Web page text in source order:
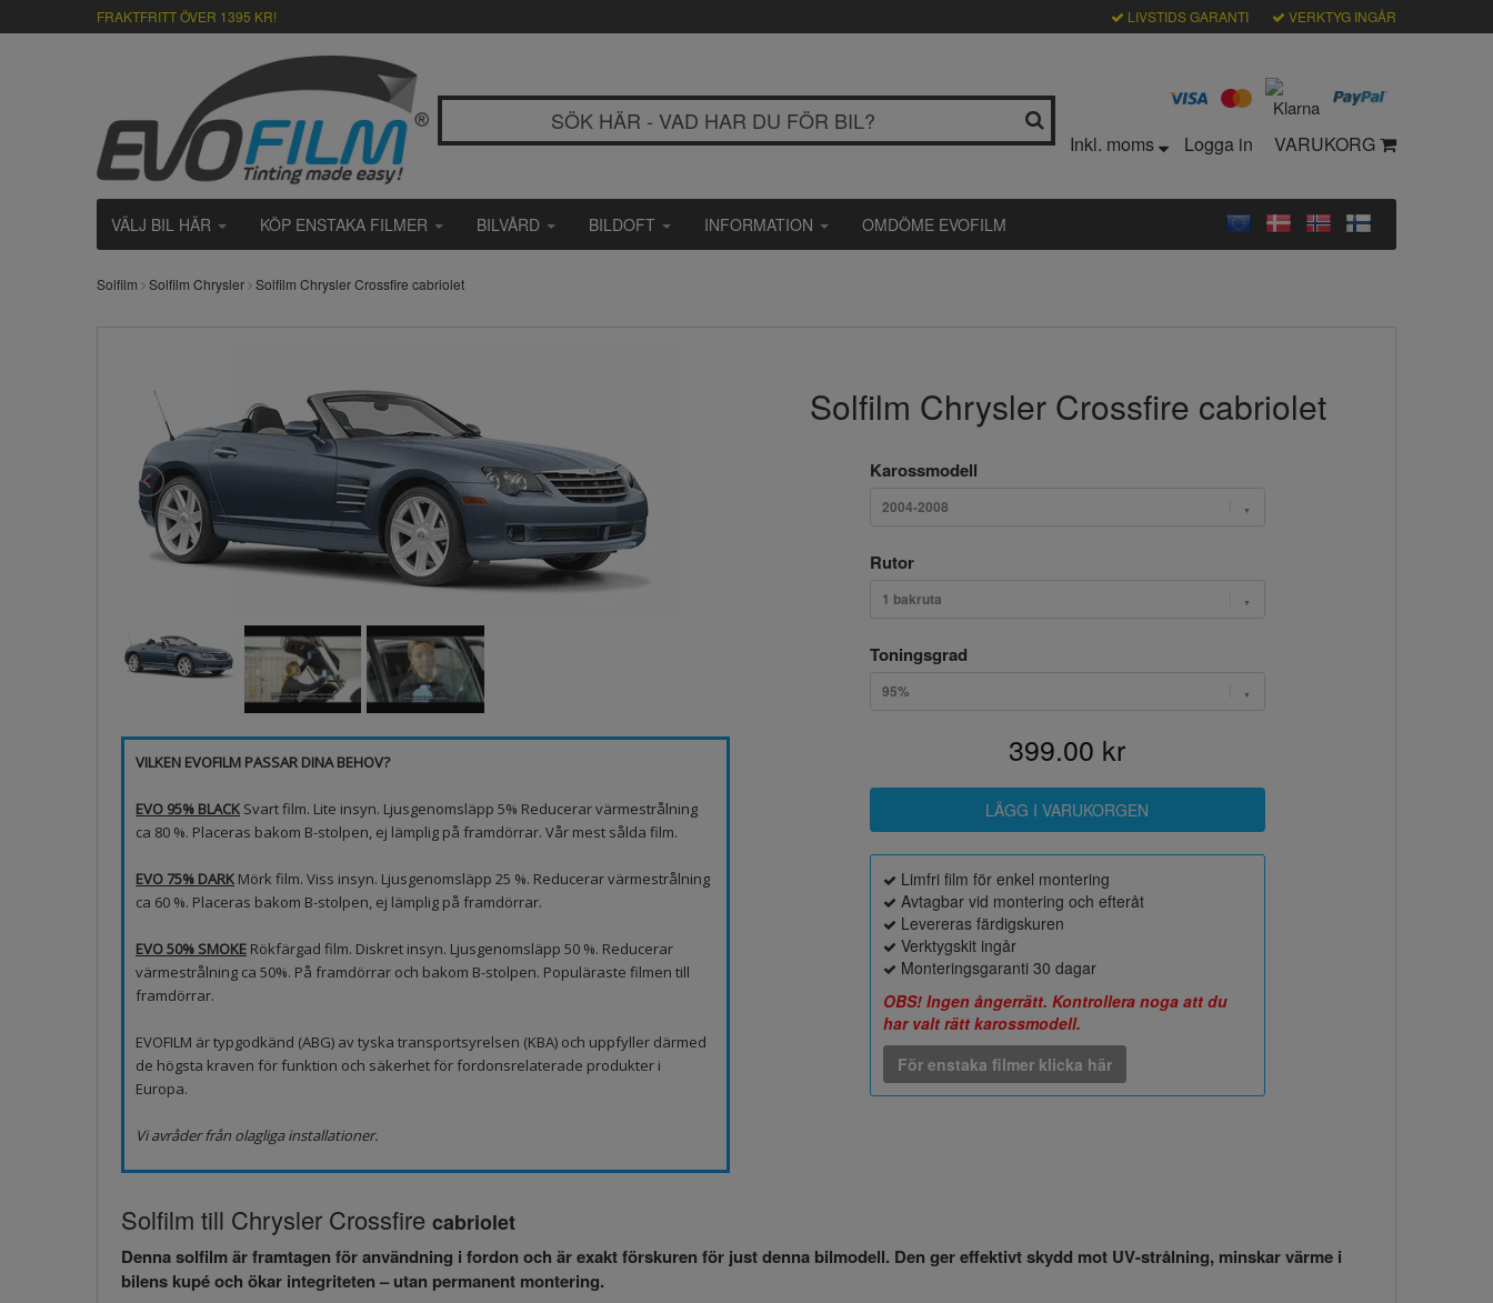
FRAKTFRITT ÖVER 1395 KR! LIVSTIDS GARANTI VERKTYG INGÅR
Inkl. moms Logga in VARUKORG
VÄLJ BIL HÄR KÖP ENSTAKA FILMER BILVÅRD BILDOFT INFORMATION OMDÖME EVOFILM
Solfilm Solfilm Chrysler Solfilm Chrysler Crossfire cabriolet
VILKEN EVOFILM PASSAR DINA BEHOV?
EVO 95% BLACK Svart film. Lite insyn. Ljusgenomsläpp 5% Reducerar värmestrålning
ca 80 %. Placeras bakom B-stolpen, ej lämplig på framdörrar. Vår mest sålda film.
EVO 75% DARK Mörk film. Viss insyn. Ljusgenomsläpp 25 %. Reducerar värmestrålning
ca 60 %. Placeras bakom B-stolpen, ej lämplig på framdörrar.
EVO 50% SMOKE Rökfärgad film. Diskret insyn. Ljusgenomsläpp 50 %. Reducerar
värmestrålning ca 50%. På framdörrar och bakom B-stolpen. Populäraste filmen till
framdörrar.
EVOFILM är typgodkänd (ABG) av tyska transportsyrelsen (KBA) och uppfyller därmed
de högsta kraven för funktion och säkerhet för fordonsrelaterade produkter i
Europa.
Vi avråder från olagliga installationer.
Solfilm Chrysler Crossfire cabriolet
Karossmodell
2004-2008
Rutor
1 bakruta
Toningsgrad
95%
399.00 kr
Limfri film för enkel montering
Avtagbar vid montering och efteråt
Levereras färdigskuren
Verktygskit ingår
Monteringsgaranti 30 dagar
OBS! Ingen ångerrätt. Kontrollera noga att du
har valt rätt karossmodell.
För enstaka filmer klicka här
Solfilm till Chrysler Crossfire cabriolet
Dennasolfilmär framtagen för användning i fordon och är exakt förskuren för just denna bilmodell. Den ger effektivt skydd mot UV-strålning, minskar värme i
bilens kupé och ökar integriteten – utan permanent montering.